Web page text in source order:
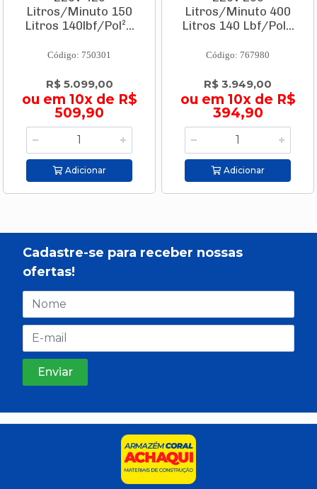
Litros/Minuto 150
Litros 140lbf/Pol²...
Código: 750301
R$ 5.099,00
ou em 10x de R$
509,90
Adicionar
Litros/Minuto 400
Litros 140 Lbf/Pol...
Código: 767980
R$ 3.949,00
ou em 10x de R$
394,90
Adicionar
Cadastre-se para receber nossas
ofertas!